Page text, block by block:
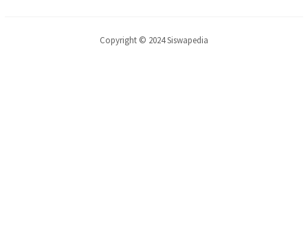
Copyright © 2024 Siswapedia